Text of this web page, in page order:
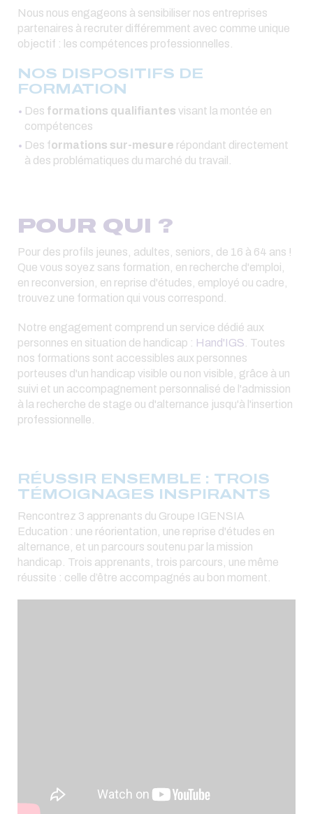
Nous nous engageons à sensibiliser nos entreprises
partenaires à recruter différemment avec comme unique
objectif : les compétences professionnelles.
NOS DISPOSITIFS DE
FORMATION
Des formations qualifiantes visant la montée en
compétences
Des formations sur-mesure répondant directement
à des problématiques du marché du travail.
POUR QUI ?
Pour des profils jeunes, adultes, seniors, de 16 à 64 ans !
Que vous soyez sans formation, en recherche d'emploi,
en reconversion, en reprise d'études, employé ou cadre,
trouvez une formation qui vous correspond.
Notre engagement comprend un service dédié aux
personnes en situation de handicap : Hand'IGS . Toutes
nos formations sont accessibles aux personnes
porteuses d'un handicap visible ou non visible, grâce à un
suivi et un accompagnement personnalisé de l'admission
à la recherche de stage ou d'alternance jusqu'à l'insertion
professionnelle.
RÉUSSIR ENSEMBLE : TROIS
TÉMOIGNAGES INSPIRANTS
Rencontrez 3 apprenants du Groupe IGENSIA
Education : une réorientation, une reprise d'études en
alternance, et un parcours soutenu par la mission
handicap. Trois apprenants, trois parcours, une même
réussite : celle d’être accompagnés au bon moment.